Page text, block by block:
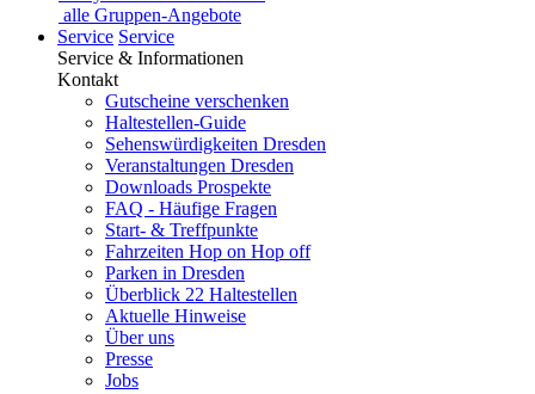
alle Gruppen-Angebote
Service Service
Service & Informationen
Kontakt
Gutscheine verschenken
Haltestellen-Guide
Sehenswürdigkeiten Dresden
Veranstaltungen Dresden
Downloads Prospekte
FAQ - Häufige Fragen
Start- & Treffpunkte
Fahrzeiten Hop on Hop off
Parken in Dresden
Überblick 22 Haltestellen
Aktuelle Hinweise
Über uns
Presse
Jobs